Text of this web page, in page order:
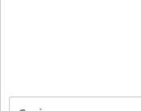
Cari